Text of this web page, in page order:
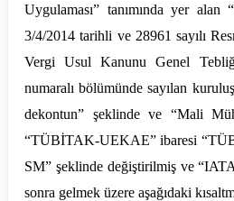
Uygulaması” tanımında yer alan
3/4/2014 tarihli ve 28961 sayılı
Vergi Usul Kanunu Genel
numaralı bölümünde sayılan
dekontun” şeklinde ve “Mali
“TÜBİTAK-UEKAE” ibaresi
SM” şeklinde değiştirilmiş ve
sonra gelmek üzere aşağıdaki